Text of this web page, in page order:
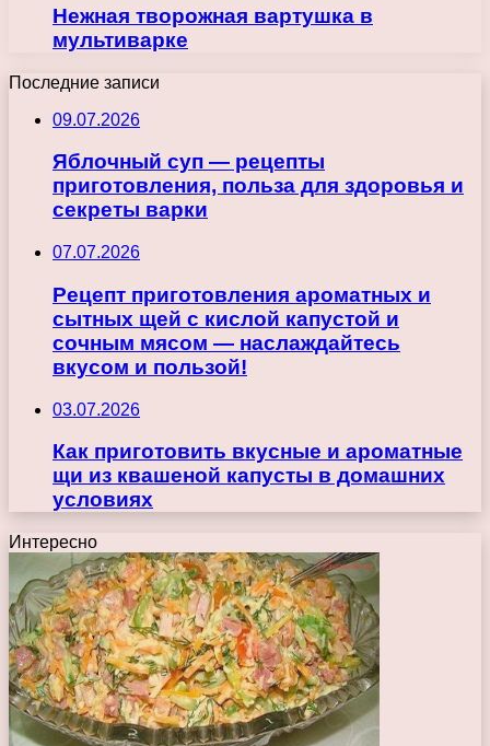
Нежная творожная вартушка в
мультиварке
Последние записи
09.07.2026
Яблочный суп — рецепты
приготовления, польза для здоровья и
секреты варки
07.07.2026
Рецепт приготовления ароматных и
сытных щей с кислой капустой и
сочным мясом — наслаждайтесь
вкусом и пользой!
03.07.2026
Как приготовить вкусные и ароматные
щи из квашеной капусты в домашних
условиях
Интересно